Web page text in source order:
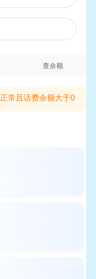
查余额
常且话费余额大于0